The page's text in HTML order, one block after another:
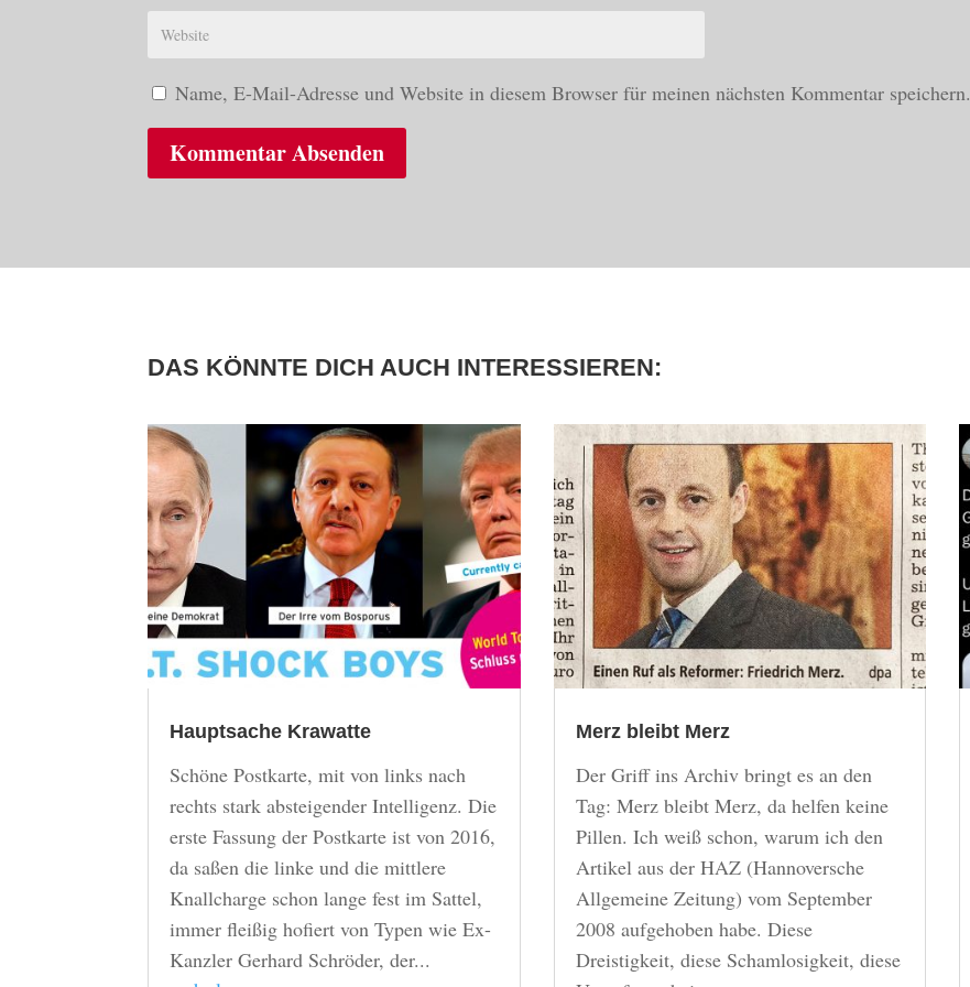
Name, E-Mail-Adresse und Website in diesem Browser für meinen nächsten Kommentar speichern.
Kommentar Absenden
DAS KÖNNTE DICH AUCH INTERESSIEREN:
Hauptsache Krawatte
Schöne Postkarte, mit von links nach
rechts stark absteigender Intelligenz. Die
erste Fassung der Postkarte ist von 2016,
da saßen die linke und die mittlere
Knallcharge schon lange fest im Sattel,
immer fleißig hofiert von Typen wie Ex-
Kanzler Gerhard Schröder, der...
Merz bleibt Merz
Der Griff ins Archiv bringt es an den
Tag: Merz bleibt Merz, da helfen keine
Pillen. Ich weiß schon, warum ich den
Artikel aus der HAZ (Hannoversche
Allgemeine Zeitung) vom September
2008 aufgehoben habe. Diese
Dreistigkeit, diese Schamlosigkeit, diese